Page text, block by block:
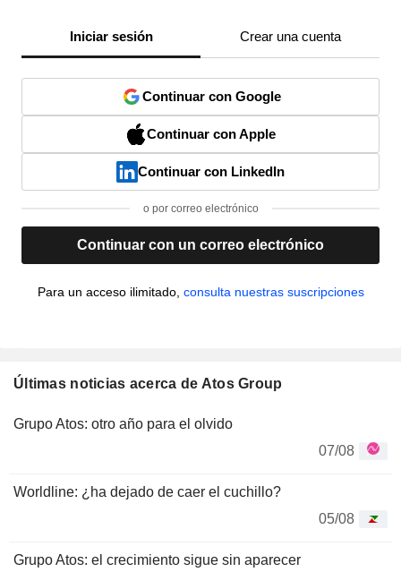
Iniciar sesión Crear una cuenta
Continuar con Google
Continuar con Apple
Continuar con LinkedIn
o por correo electrónico
Continuar con un correo electrónico
Para un acceso ilimitado, consulta nuestras suscripciones
Últimas noticias acerca de Atos Group
Grupo Atos: otro año para el olvido
07/08
Worldline: ¿ha dejado de caer el cuchillo?
05/08
Grupo Atos: el crecimiento sigue sin aparecer